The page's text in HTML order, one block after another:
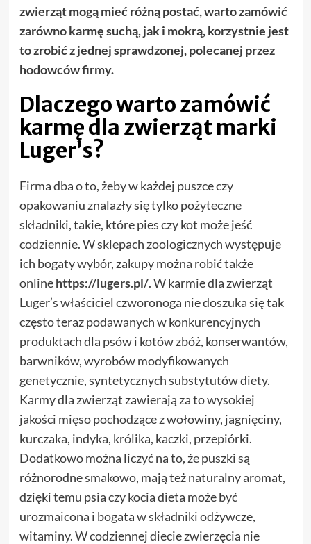
zwierząt mogą mieć różną postać, warto zamówić
zarówno karmę suchą, jak i mokrą, korzystnie jest
to zrobić z jednej sprawdzonej, polecanej przez
hodowców firmy.
Dlaczego warto zamówić
karmę dla zwierząt marki
Luger’s?
Firma dba o to, żeby w każdej puszce czy
opakowaniu znalazły się tylko pożyteczne
składniki, takie, które pies czy kot może jeść
codziennie. W sklepach zoologicznych występuje
ich bogaty wybór, zakupy można robić także
onlinehttps://lugers.pl/. W karmie dla zwierząt
Luger’s właściciel czworonoga nie doszuka się tak
często teraz podawanych w konkurencyjnych
produktach dla psów i kotów zbóż, konserwantów,
barwników, wyrobów modyfikowanych
genetycznie, syntetycznych substytutów diety.
Karmy dla zwierząt zawierają za to wysokiej
jakości mięso pochodzące z wołowiny, jagnięciny,
kurczaka, indyka, królika, kaczki, przepiórki.
Dodatkowo można liczyć na to, że puszki są
różnorodne smakowo, mają też naturalny aromat,
dzięki temu psia czy kocia dieta może być
urozmaicona i bogata w składniki odżywcze,
witaminy. W codziennej diecie zwierzęcia nie